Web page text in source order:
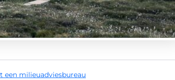
een milieuadviesbureau